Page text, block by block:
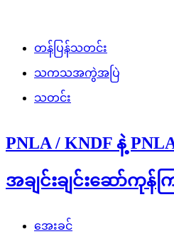
တန်ပြန်သတင်း
သကသအကွဲအပြဲ
သတင်း
PNLA / KNDF နဲ့
အချင်းချင်းဆော်ကုန်က
အေးခင်